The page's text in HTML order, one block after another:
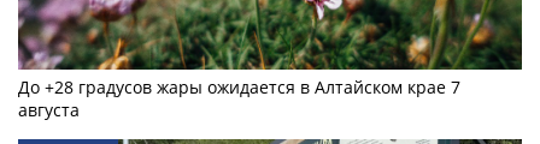
До +28 градусов жары ожидается в Алтайском крае 7
августа